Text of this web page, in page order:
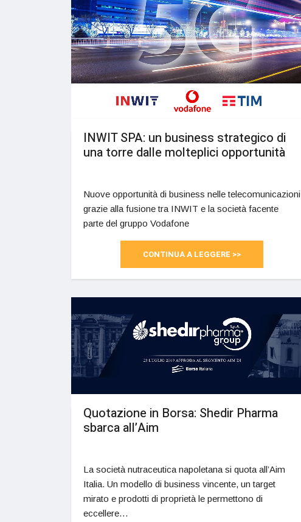
INWIT SPA: un business strategico di
una torre dalle molteplici opportunità
Nuove opportunità di business nelle telecomunicazioni
grazie alla fusione tra INWIT e la società facente
parte del gruppo Vodafone
CONTINUA A LEGGERE >>
Quotazione in Borsa: Shedir Pharma
sbarca all’Aim
La società nutraceutica napoletana si quota all’Aim
Italia. Un modello di business vincente, un target
mirato e prodotti di proprietà le permettono di
eccellere…